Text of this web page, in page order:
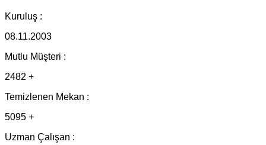
Kuruluş :
08.11.2003
Mutlu Müşteri :
2482 +
Temizlenen Mekan :
5095 +
Uzman Çalışan :